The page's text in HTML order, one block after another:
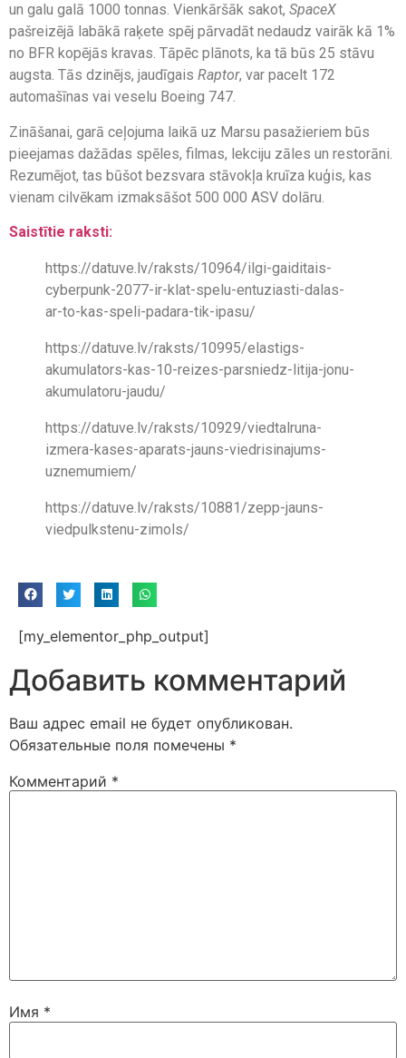
un galu galā 1000 tonnas. Vienkāršāk sakot, SpaceX
pašreizējā labākā raķete spēj pārvadāt nedaudz vairāk kā 1%
no BFR kopējās kravas. Tāpēc plānots, ka tā būs 25 stāvu
augsta. Tās dzinējs, jaudīgais Raptor, var pacelt 172
automašīnas vai veselu Boeing 747.
Zināšanai, garā ceļojuma laikā uz Marsu pasažieriem būs
pieejamas dažādas spēles, filmas, lekciju zāles un restorāni.
Rezumējot, tas būšot bezsvara stāvokļa kruīza kuģis, kas
vienam cilvēkam izmaksāšot 500 000 ASV dolāru.
Saistītie raksti:
https://datuve.lv/raksts/10964/ilgi-gaiditais-
cyberpunk-2077-ir-klat-spelu-entuziasti-dalas-
ar-to-kas-speli-padara-tik-ipasu/
https://datuve.lv/raksts/10995/elastigs-
akumulators-kas-10-reizes-parsniedz-litija-jonu-
akumulatoru-jaudu/
https://datuve.lv/raksts/10929/viedtalruna-
izmera-kases-aparats-jauns-viedrisinajums-
uznemumiem/
https://datuve.lv/raksts/10881/zepp-jauns-
viedpulkstenu-zimols/
[my_elementor_php_output]
Добавить комментарий
Ваш адрес email не будет опубликован.
Обязательные поля помечены *
Комментарий *
Имя *